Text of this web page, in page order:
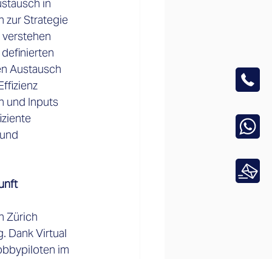
in
zur Strategie
verstehen
Austausch
und Inputs
Zürich
Dank Virtual
im